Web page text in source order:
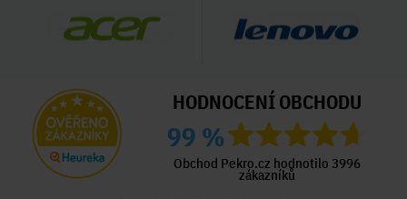
HODNOCENÍ OBCHODU
99 %
Obchod Pekro.cz hodnotilo 3996
zákazníků